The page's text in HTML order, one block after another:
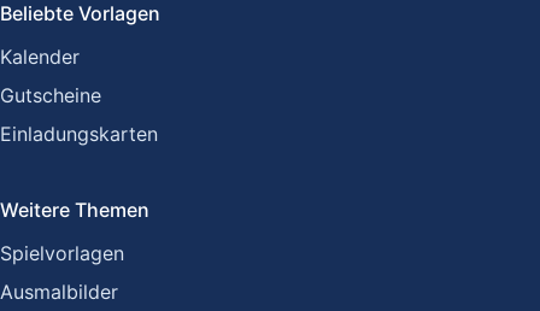
Beliebte Vorlagen
Kalender
Gutscheine
Einladungskarten
Weitere Themen
Spielvorlagen
Ausmalbilder